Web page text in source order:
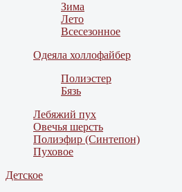
Зима
Лето
Всесезонное
Одеяла холлофайбер
Полиэстер
Бязь
Лебяжий пух
Овечья шерсть
Полиэфир (Синтепон)
Пуховое
Детское